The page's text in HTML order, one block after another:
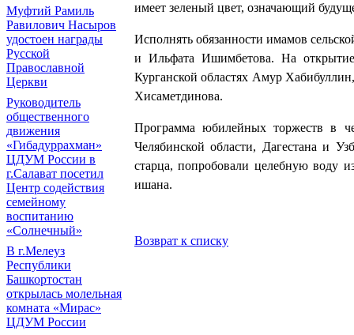
Муфтий Рамиль
Равилович Насыров
удостоен награды
Русской
Православной
Церкви
Руководитель
общественного
движения
«Гибадуррахман»
ЦДУМ России в
г.Салават посетил
Центр содействия
семейному
воспитанию
«Солнечный»
В г.Мелеуз
Республики
Башкортостан
открылась молельная
комната «Мирас»
ЦДУМ России
имеет зеленый цвет, означающий
Исполнять обязанности имамов
и Ильфата Ишимбетова. На
Курганской областях Амур
Хисаметдинова.
Программа юбилейных торжеств в
Челябинской области, Дагестана и
старца, попробовали целебную воду
ишана.
Возврат к списку